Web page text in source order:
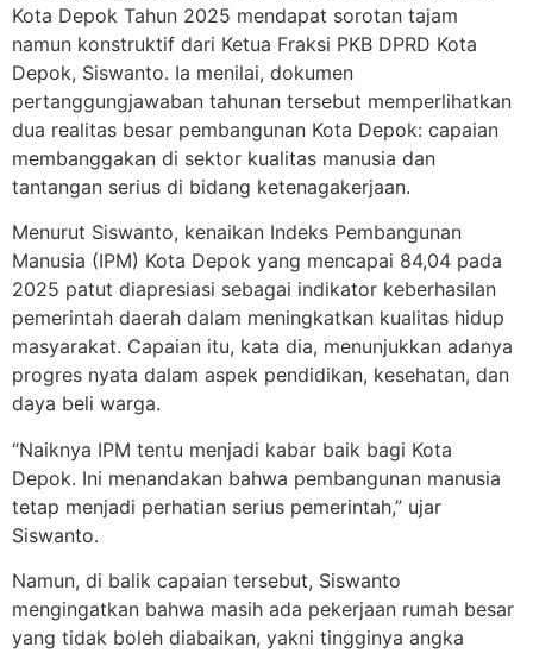
Kota Depok Tahun 2025 mendapat sorotan tajam
namun konstruktif dari Ketua Fraksi PKB DPRD Kota
Depok, Siswanto. Ia menilai, dokumen
pertanggungjawaban tahunan tersebut memperlihatkan
dua realitas besar pembangunan Kota Depok: capaian
membanggakan di sektor kualitas manusia dan
tantangan serius di bidang ketenagakerjaan.
Menurut Siswanto, kenaikan Indeks Pembangunan
Manusia (IPM) Kota Depok yang mencapai 84,04 pada
2025 patut diapresiasi sebagai indikator keberhasilan
pemerintah daerah dalam meningkatkan kualitas hidup
masyarakat. Capaian itu, kata dia, menunjukkan adanya
progres nyata dalam aspek pendidikan, kesehatan, dan
daya beli warga.
“Naiknya IPM tentu menjadi kabar baik bagi Kota
Depok. Ini menandakan bahwa pembangunan manusia
tetap menjadi perhatian serius pemerintah,” ujar
Siswanto.
Namun, di balik capaian tersebut, Siswanto
mengingatkan bahwa masih ada pekerjaan rumah besar
yang tidak boleh diabaikan, yakni tingginya angka